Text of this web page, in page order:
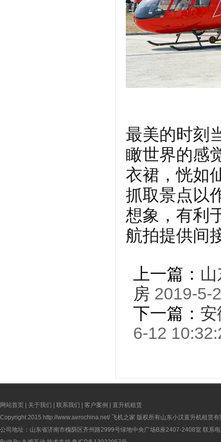
最美的时刻
瞰世界的感
衣裙，恍如
抓取景点以
想象，有利
航拍提供间
上一篇：
房 2019-5-
下一篇：
6-12
网站首页 关于我们 联系我们 客户案例
直升机租赁
Copyright 2015 http://www.aerochina.net/ 飞机之家 版权所有山东小汉直升机租赁有
公司地址：山东省济南市槐荫区齐州路2999号绿地中央广场B座2407-2408室 联系